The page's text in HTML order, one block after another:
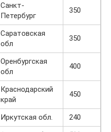
Санкт-
Петербург
350
Саратовская
обл
350
Оренбургская
обл
400
Краснодарский
край
450
Иркутская обл.
240